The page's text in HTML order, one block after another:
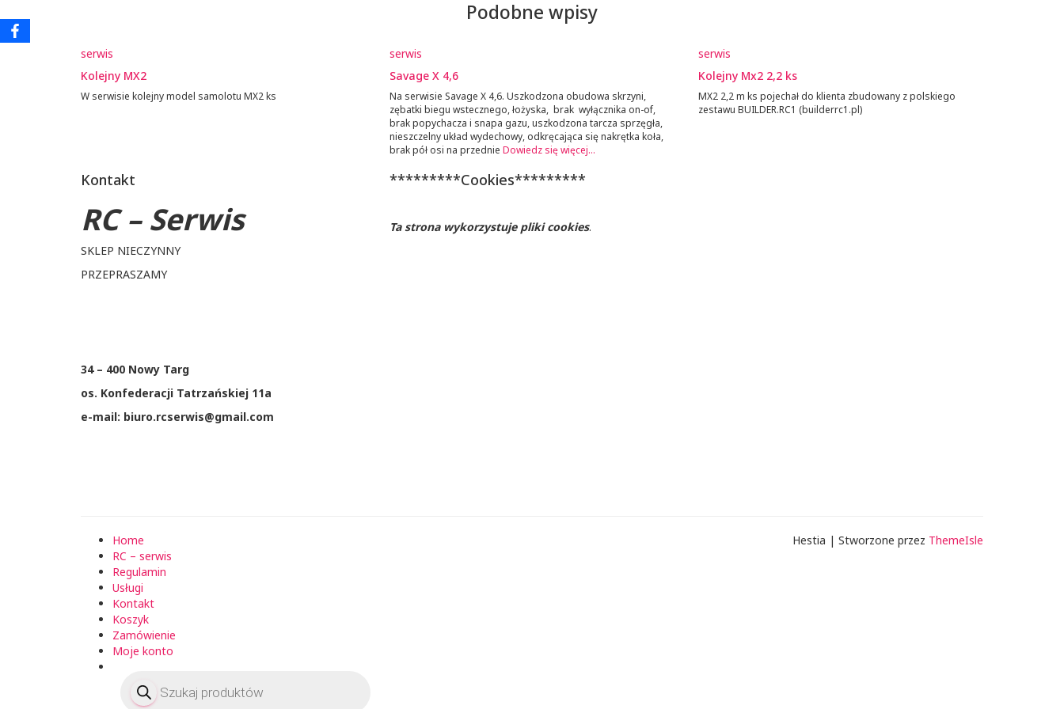
Podobne wpisy
serwis
Kolejny MX2
W serwisie kolejny model samolotu MX2 ks
serwis
Savage X 4,6
Na serwisie Savage X 4,6. Uszkodzona obudowa skrzyni,
zębatki biegu wstecznego, łożyska, brak wyłącznika on-of,
brak popychacza i snapa gazu, uszkodzona tarcza sprzęgła,
nieszczelny układ wydechowy, odkręcająca się nakrętka koła,
brak pół osi na przednie Dowiedz się więcej…
serwis
Kolejny Mx2 2,2 ks
MX2 2,2 m ks pojechał do klienta zbudowany z polskiego
zestawu BUILDER.RC1 (builderrc1.pl)
Kontakt
RC – Serwis
SKLEP NIECZYNNY
PRZEPRASZAMY
34 – 400 Nowy Targ
os. Konfederacji Tatrzańskiej 11a
e-mail: biuro.rcserwis@gmail.com
*********Cookies*********
Ta strona wykorzystuje pliki cookies.
Home
RC – serwis
Regulamin
Usługi
Kontakt
Koszyk
Zamówienie
Moje konto
produktów
Hestia | Stworzone przez ThemeIsle